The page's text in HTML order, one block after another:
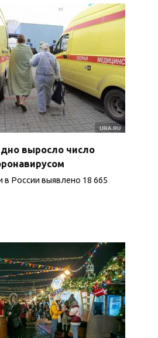
выросло число
в России выявлено 18 665